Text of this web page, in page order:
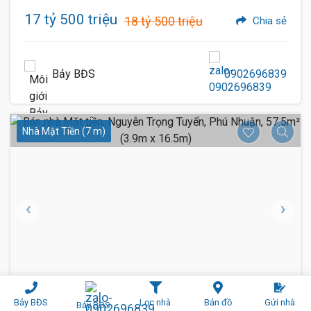
Bảy BĐS Bảy BĐS Lọc nhà Bản đồ Gửi nhà
17 tỷ 500 triệu 18 tỷ 500 triệu Chia sẻ
Bảy BĐS 0902696839
Nhà Mặt Tiền (7 m)